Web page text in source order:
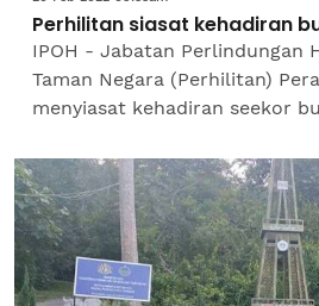
Perhilitan siasat kehadiran
IPOH - Jabatan Perlindungan
Taman Negara (Perhilitan)
menyiasat kehadiran seekor
sepertimana ditularkan...